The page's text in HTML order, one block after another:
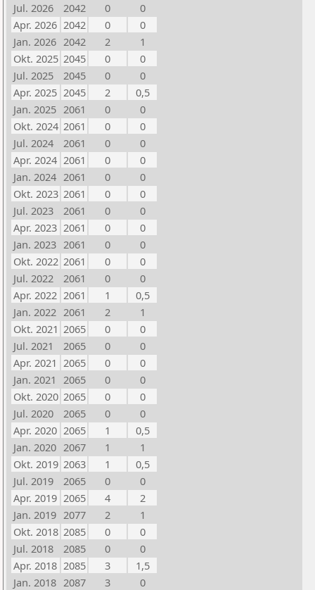
Jul. 2026
2042 0
0
Apr. 2026 2042 0
0
Jan. 2026 2042 2
1
Okt. 2025 2045 0
0
Jul. 2025
2045 0
0
Apr. 2025 2045 2
0,5
Jan. 2025 2061 0
0
Okt. 2024 2061 0
0
Jul. 2024
2061 0
0
Apr. 2024 2061 0
0
Jan. 2024 2061 0
0
Okt. 2023 2061 0
0
Jul. 2023
2061 0
0
Apr. 2023 2061 0
0
Jan. 2023 2061 0
0
Okt. 2022 2061 0
0
Jul. 2022
2061 0
0
Apr. 2022 2061 1
0,5
Jan. 2022 2061 2
1
Okt. 2021 2065 0
0
Jul. 2021
2065 0
0
Apr. 2021 2065 0
0
Jan. 2021 2065 0
0
Okt. 2020 2065 0
0
Jul. 2020
2065 0
0
Apr. 2020 2065 1
0,5
Jan. 2020 2067 1
1
Okt. 2019 2063 1
0,5
Jul. 2019
2065 0
0
Apr. 2019 2065 4
2
Jan. 2019 2077 2
1
Okt. 2018 2085 0
0
Jul. 2018
2085 0
0
Apr. 2018 2085 3
1,5
Jan. 2018 2087 3
0